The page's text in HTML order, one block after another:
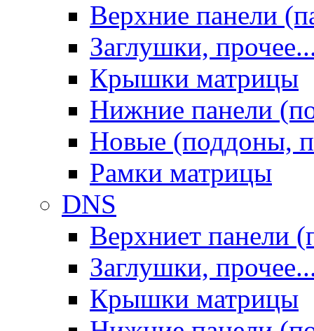
Верхние панели
Заглушки,
Крышки матрицы
Нижние панели
Новые (поддоны,
Рамки матрицы
DNS
Верхниет панели
Заглушки,
Крышки матрицы